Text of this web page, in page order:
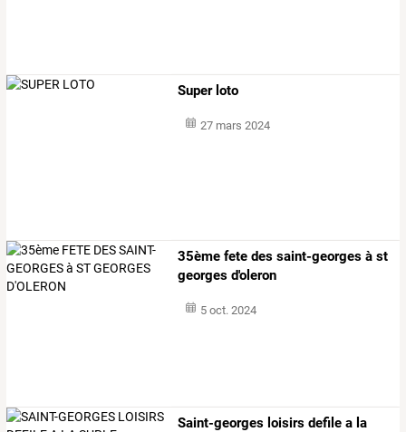
Super loto
27 mars 2024
35ème fete des saint-georges à st
georges d'oleron
5 oct. 2024
Saint-georges loisirs defile a la